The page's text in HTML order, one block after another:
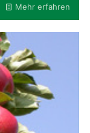
Mehr erfahren